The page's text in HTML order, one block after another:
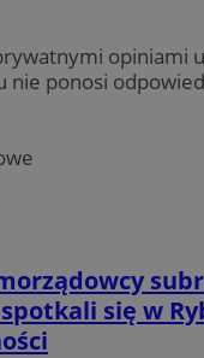
opiniami
nie ponosi
się w